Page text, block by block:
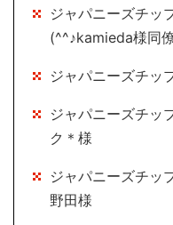
ジャパニーズチッ
(^^♪kamieda様同
ジャパニーズチッ
ジャパニーズチッ
ク＊様
ジャパニーズチッ
野田様